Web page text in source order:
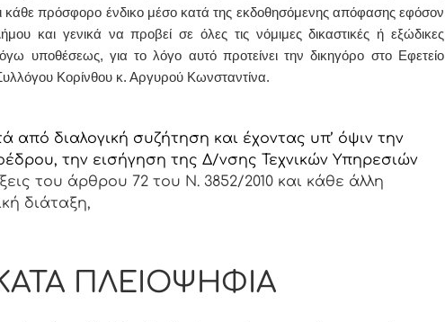
κάθε πρόσφορο ένδικο μέσο κατά της εκδοθησόμενης απόφασης εφόσον
και γενικά να προβεί σε όλες τις νόμιμες δικαστικές ή εξώδικες
υποθέσεως, για το λόγο αυτό προτείνειτην δικηγόρο στο Εφετείο
Κορίνθου κ. Αργυρού Κωνσταντίνα.
από διαλογική συζήτηση και έχοντας υπ’ όψιν την
την εισήγηση της Δ/νσης Τεχνικών Υπηρεσιών
του άρθρου 72 του Ν. 3852/2010 και κάθε άλλη
διάταξη,
ΠΛΕΙΟΨΗΦΙΑ